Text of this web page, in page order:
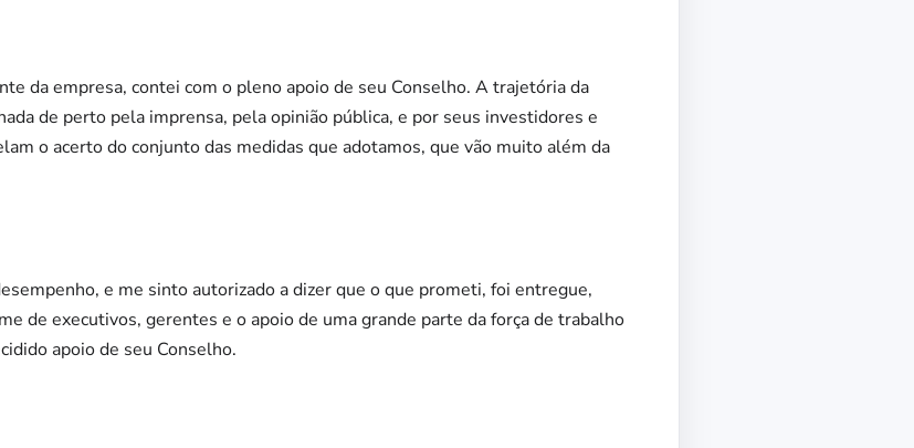
da empresa, contei com o pleno apoio de seu Conselho. A trajetória da
de perto pela imprensa, pela opinião pública, e por seus investidores e
o acerto do conjunto das medidas que adotamos, que vão muito além da
e me sinto autorizado a dizer que o que prometi, foi entregue,
de executivos, gerentes e o apoio de uma grande parte da força de trabalho
apoio de seu Conselho.